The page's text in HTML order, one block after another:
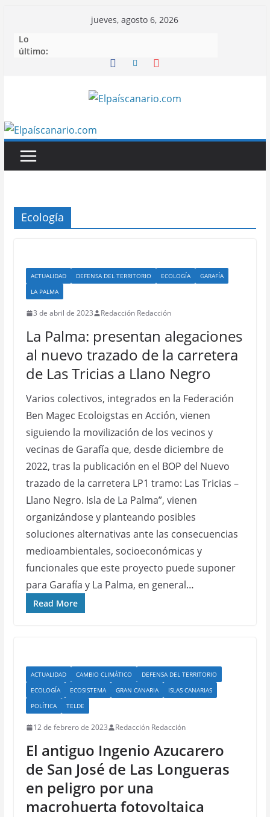
contenido
jueves, agosto 6, 2026
Lo
último:
Ecología
ACTUALIDAD DEFENSA DEL TERRITORIO ECOLOGÍA
GARAFÍA
LA PALMA
3 de abril de 2023 Redacción Redacción
La Palma: presentan alegaciones
al nuevo trazado de la carretera
de Las Tricias a Llano Negro
Varios colectivos, integrados en la Federación
Ben Magec Ecoloigstas en Acción, vienen
siguiendo la movilización de los vecinos y
vecinas de Garafía que, desde diciembre de
2022, tras la publicación en el BOP del Nuevo
trazado de la carretera LP1 tramo: Las Tricias –
Llano Negro. Isla de La Palma”, vienen
organizándose y planteando posibles
soluciones alternativas ante las consecuencias
medioambientales, socioeconómicas y
funcionales que este proyecto puede suponer
para Garafía y La Palma, en general…
Read More
ACTUALIDAD CAMBIO CLIMÁTICO
DEFENSA DEL TERRITORIO
ECOLOGÍA
ECOSISTEMA GRAN CANARIA
ISLAS CANARIAS
POLÍTICA
TELDE
12 de febrero de 2023 Redacción Redacción
El antiguo Ingenio Azucarero
de San José de Las Longueras
en peligro por una
macrohuerta fotovoltaica